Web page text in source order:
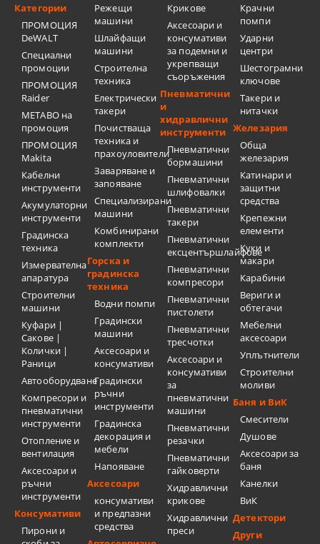
Категории
ПРОМОЦИЯ
DeWALT
Специални
промоции
ПРОМОЦИЯ
Raider
METABO на
промоция
ПРОМОЦИЯ
Makita
Кабелни
инструменти
Акумулаторни
инструменти
Градинска
техника
Измервателна
апаратура
Строителни
машини
Куфари |
Сакове |
Колички |
Раници
Автооборудване
Компресори и
пневматични
инструменти
Отопление и
вентилация
Аксесоари и
ръчни
инструменти
Консумативи
Пирони и
Режещи
машини
Шлайфащи
машини
Строителна
техника
Електрически
такери
Почистваща
техника и
прахоуловители
Заваряване и
запояване
Специализирани
машини
Комбинирани
комплекти
Горска и
градинска
техника
Водни помпи
Градински
машини
Аксесоари и
консумативи
Градински
ръчни
инструменти
Градинска
декорация и
мебели
Напояване
Аксесоари
консумативи
и предпазни
средства
Крикове
Аксесоари и
консумативи
за подемни и
укрепващи
съоръжения
Пневматични
и
хидравлични
инструменти
Пневматични
бормашини
Пневматични
шлифовалки
Пневматични
такери
Пневматични
ексцентършлайфове
Пневматични
компресори
Пневматични
пистолети
Пневматични
тресчотки
Аксесоари и
консумативи
за
пневматични
машини
Пневматични
резачки
Пневматични
гайковерти
Хидравлични
крикове
Хидравлични
преси
Крачни
помпи
Ударни
центри
Шестограмни
ключове
Такери и
нитачки
Железария
Обща
железария
Катинари и
защитни
средства
Крепежни
елементи
Куки и
макари
Карабини
Вериги и
обтегачи
Мебелни
аксесоари
Уплътнители
Строителни
моливи
Баня и ВиК
Смесители
Душове
Аксесоари за
баня
Канелки
ВиК
Детектори
Други